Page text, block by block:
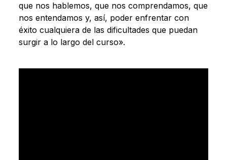
que nos hablemos, que nos comprendamos, que
nos entendamos y, así, poder enfrentar con
éxito cualquiera de las dificultades que puedan
surgir a lo largo del curso».